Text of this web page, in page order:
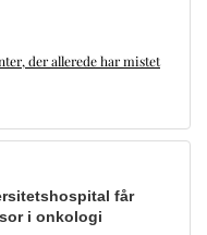
der allerede har mistet
får
i onkologi